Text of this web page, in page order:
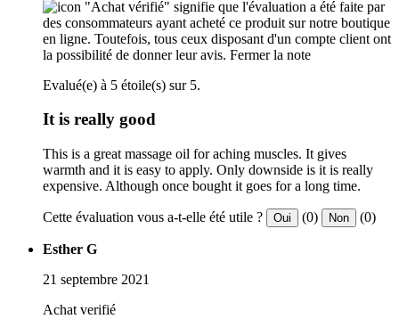
"Achat vérifié" signifie que l'évaluation a été faite par
des consommateurs ayant acheté ce produit sur notre boutique
en ligne. Toutefois, tous ceux disposant d'un compte client ont
la possibilité de donner leur avis. Fermer la note
Evalué(e) à 5 étoile(s) sur 5.
It is really good
This is a great massage oil for aching muscles. It gives
warmth and it is easy to apply. Only downside is it is really
expensive. Although once bought it goes for a long time.
Cette évaluation vous a-t-elle été utile ? Oui (0) Non (0)
Esther G
21 septembre 2021
Achat verifié